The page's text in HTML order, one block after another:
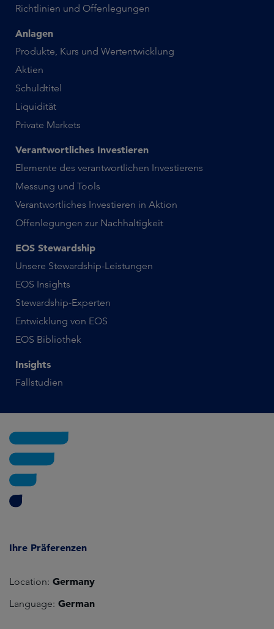
Richtlinien und Offenlegungen
Anlagen
Produkte, Kurs und Wertentwicklung
Aktien
Schuldtitel
Liquidität
Private Markets
Verantwortliches Investieren
Elemente des verantwortlichen Investierens
Messung und Tools
Verantwortliches Investieren in Aktion
Offenlegungen zur Nachhaltigkeit
EOS Stewardship
Unsere Stewardship-Leistungen
EOS Insights
Stewardship-Experten
Entwicklung von EOS
EOS Bibliothek
Insights
Fallstudien
Ihre Präferenzen
Location: Germany
Language: German